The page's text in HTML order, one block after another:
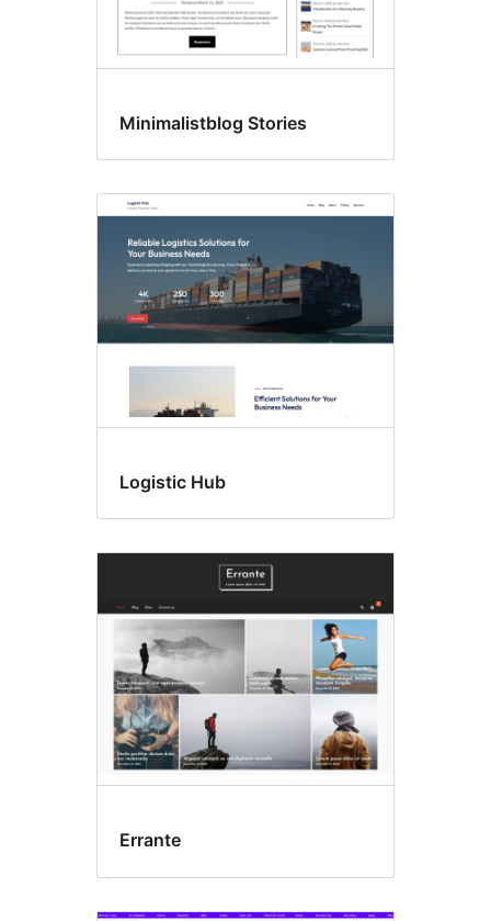
Minimalistblog Stories
Logistic Hub
Errante